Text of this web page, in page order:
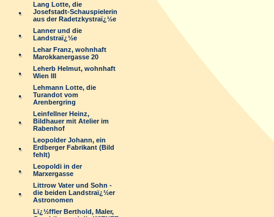
Lang Lotte, die
Josefstadt-Schauspielerin
aus der Radetzkystraï¿½e
Lanner und die
Landstraï¿½e
Lehar Franz, wohnhaft
Marokkanergasse 20
Leherb Helmut, wohnhaft
Wien III
Lehmann Lotte, die
Turandot vom
Arenbergring
Leinfellner Heinz,
Bildhauer mit Atelier im
Rabenhof
Leopolder Johann, ein
Erdberger Fabrikant (Bild
fehlt)
Leopoldi in der
Marxergasse
Littrow Vater und Sohn -
die beiden Landstraï¿½er
Astronomen
Lï¿½ffler Berthold, Maler,